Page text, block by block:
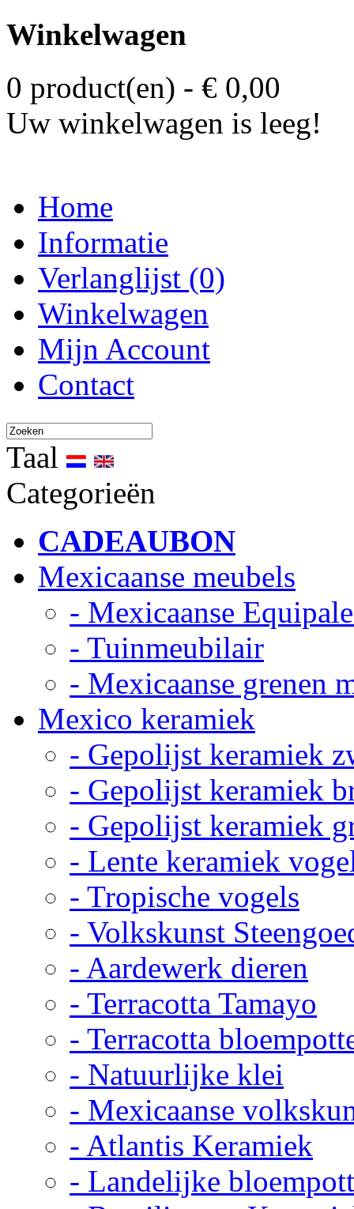
Winkelwagen
0 product(en) - € 0,00
Uw winkelwagen is leeg!
Home
Informatie
Verlanglijst (0)
Winkelwagen
Mijn Account
Contact
Taal
Categorieën
CADEAUBON
Mexicaanse meubels
- Mexicaanse
- Tuinmeubilair
- Mexicaanse grenen
Mexico keramiek
- Gepolijst keramiek
- Gepolijst keramiek
- Gepolijst keramiek
- Lente keramiek
- Tropische vogels
- Volkskunst
- Aardewerk dieren
- Terracotta Tamayo
- Terracotta
- Natuurlijke klei
- Mexicaanse
- Atlantis Keramiek
- Landelijke